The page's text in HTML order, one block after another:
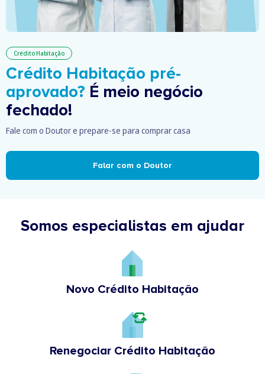
Crédito Habitação
Crédito Habitação pré-
aprovado? É meio negócio
fechado!
Fale com o Doutor e prepare-se para comprar casa
Falar com o Doutor
Somos especialistas em ajudar
Novo Crédito Habitação
Renegociar Crédito Habitação